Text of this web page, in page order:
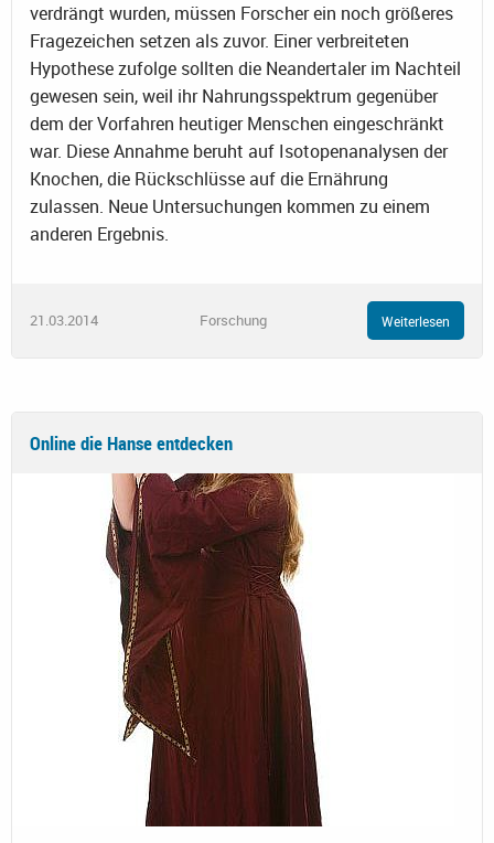
verdrängt wurden, müssen Forscher ein noch größeres
Fragezeichen setzen als zuvor. Einer verbreiteten
Hypothese zufolge sollten die Neandertaler im Nachteil
gewesen sein, weil ihr Nahrungsspektrum gegenüber
dem der Vorfahren heutiger Menschen eingeschränkt
war. Diese Annahme beruht auf Isotopenanalysen der
Knochen, die Rückschlüsse auf die Ernährung
zulassen. Neue Untersuchungen kommen zu einem
anderen Ergebnis.
21.03.2014 Forschung Weiterlesen
Online die Hanse entdecken